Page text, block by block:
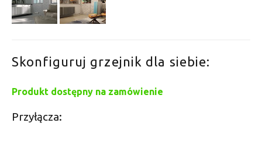
Skonfiguruj grzejnik dla siebie:
Produkt dostępny na zamówienie
Przyłącza: